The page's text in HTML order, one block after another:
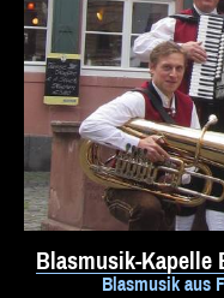
Blasmusik-Kapelle
Blasmusik aus